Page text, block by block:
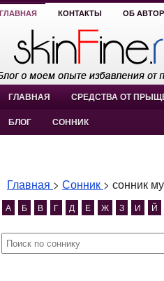
ГЛАВНАЯ КОНТАКТЫ ОБ
ГЛАВНАЯ СРЕДСТВА ОТ
БЛОГ СОННИК
Главная > Сонник > сонник
А Б В Г Д Е Ж З И Й